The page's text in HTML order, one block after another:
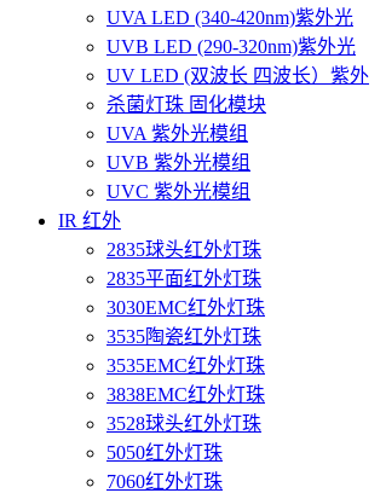
UVA LED (340-420nm)紫外光
UVB LED (290-320nm)紫外光
UV LED (双波长 四波长）紫外
杀菌灯珠 固化模块
UVA 紫外光模组
UVB 紫外光模组
UVC 紫外光模组
IR 红外
2835球头红外灯珠
2835平面红外灯珠
3030EMC红外灯珠
3535陶瓷红外灯珠
3535EMC红外灯珠
3838EMC红外灯珠
3528球头红外灯珠
5050红外灯珠
7060红外灯珠